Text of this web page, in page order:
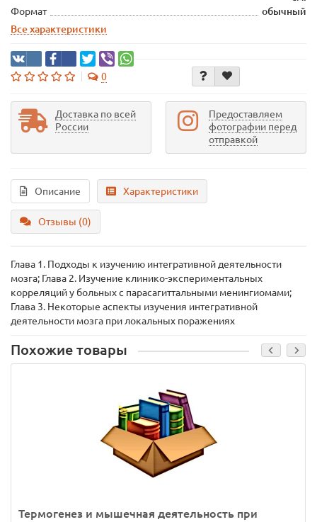
Формат
обычный
Все характеристики
0
Доставка по всей
России
Предоставляем
фотографии перед
отправкой
Описание Характеристики
Отзывы (0)
Глава 1. Подходы к изучению интегративной деятельности
мозга; Глава 2. Изучение клинико-экспериментальных
корреляций у больных с парасагиттальными менингиомами;
Глава 3. Некоторые аспекты изучения интегративной
деятельности мозга при локальных поражениях
Похожие товары
Термогенез и мышечная деятельность при